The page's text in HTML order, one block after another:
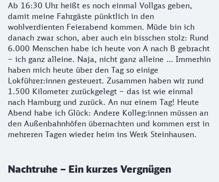
Ab 16:30 Uhr heißt es noch einmal Vollgas geben,
damit meine Fahrgäste pünktlich in den
wohlverdienten Feierabend kommen. Müde bin ich
danach zwar schon, aber auch ein bisschen stolz: Rund
6.000 Menschen habe ich heute von A nach B gebracht
– ich ganz alleine. Naja, nicht ganz alleine … Immerhin
haben mich heute über den Tag so einige
Lokführer:innen gesteuert. Zusammen haben wir rund
1.500 Kilometer zurückgelegt – das ist wie einmal
nach Hamburg und zurück. An nur einem Tag! Heute
Abend habe ich Glück: Andere Kolleg:innen müssen an
den Außenbahnhöfen übernachten und kommen erst in
mehreren Tagen wieder heim ins Werk Steinhausen.
Nachtruhe – Ein kurzes Vergnügen